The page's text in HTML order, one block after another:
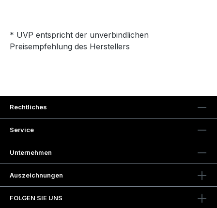
* UVP entspricht der unverbindlichen
Preisempfehlung des Herstellers
Rechtliches
Service
Unternehmen
Auszeichnungen
FOLGEN SIE UNS